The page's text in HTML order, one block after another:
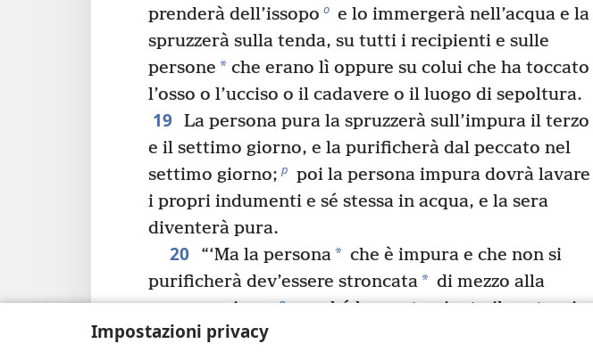
Impostazioni privacy
prenderà dell’issopo o e lo immergerà nell’acqua e la
spruzzerà sulla tenda, su tutti i recipienti e sulle
persone * che erano lì oppure su colui che ha toccato
l’osso o l’ucciso o il cadavere o il luogo di sepoltura.
19 La persona pura la spruzzerà sull’impura il terzo
e il settimo giorno, e la purificherà dal peccato nel
settimo giorno; p poi la persona impura dovrà lavare
i propri indumenti e sé stessa in acqua, e la sera
diventerà pura.
20 “‘Ma la persona* che è impura e che non si
purificherà dev’essere stroncata* di mezzo alla
congregazione, q perché ha contaminato il santuario
di Geova. Su di lei non è stata spruzzata l’acqua per